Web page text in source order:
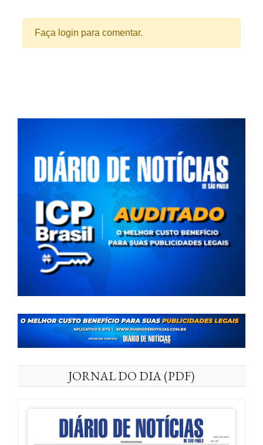
Faça login para comentar.
JORNAL DO DIA (PDF)